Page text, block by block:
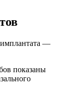
имплантата —
показаны